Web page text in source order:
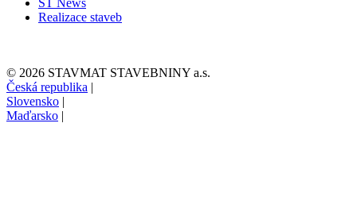
Realizace staveb
© 2026 STAVMAT STAVEBNINY a.s.
Česká republika |
Slovensko |
Maďarsko |